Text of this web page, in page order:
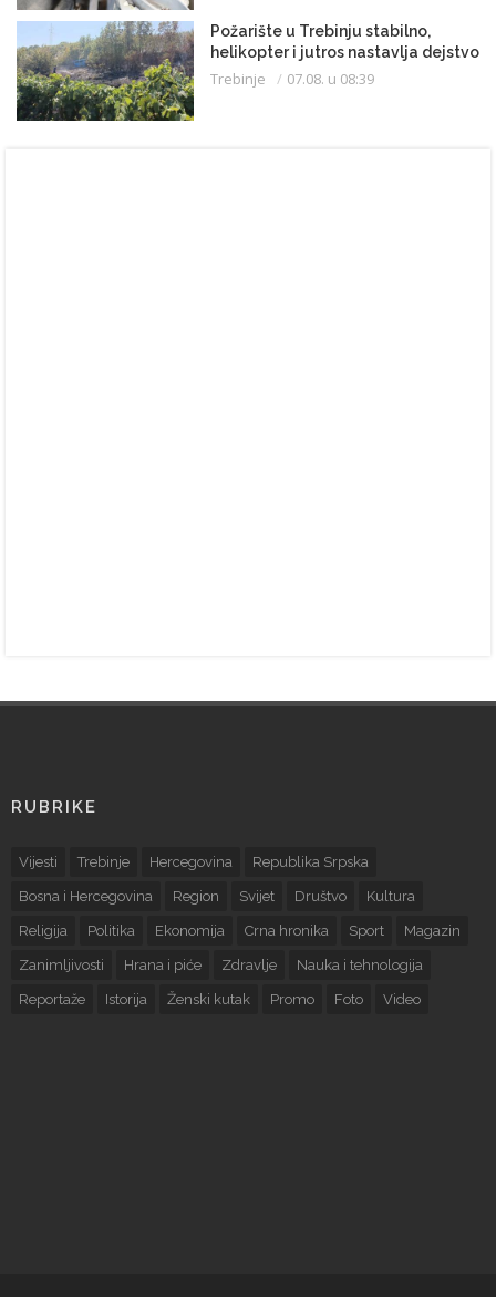
Požarište u Trebinju stabilno,
helikopter i jutros nastavlja dejstvo
Trebinje 07.08. u 08:39
RUBRIKE
Vijesti Trebinje Hercegovina Republika Srpska
Bosna i Hercegovina Region Svijet Društvo Kultura
Religija Politika Ekonomija Crna hronika Sport Magazin
Zanimljivosti Hrana i piće Zdravlje Nauka i tehnologija
Reportaže Istorija Ženski kutak Promo Foto Video